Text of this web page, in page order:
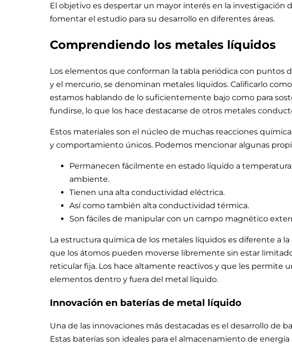
El objetivo es despertar un mayor interés en la investigación
fomentar el estudio para su desarrollo en diferentes áreas.
Comprendiendo los metales líquidos
Los elementos que conforman la tabla periódica con puntos
y el mercurio, se denominan metales líquidos. Calificarlo
estamos hablando de lo suficientemente bajo como para
fundirse, lo que los hace destacarse de otros metales
Estos materiales son el núcleo de muchas reacciones
y comportamiento únicos. Podemos mencionar algunas
Permanecen fácilmente en estado líquido a
ambiente.
Tienen una alta conductividad eléctrica.
Así como también alta conductividad térmica.
Son fáciles de manipular con un campo magnético
La estructura química de los metales líquidos es diferente a la
que los átomos pueden moverse libremente sin estar
reticular fija. Los hace altamente reactivos y que les permite
elementos dentro y fuera del metal líquido.
Innovación en baterías de metal líquido
Una de las innovaciones más destacadas es el desarrollo de
Estas baterías son ideales para el almacenamiento de energía